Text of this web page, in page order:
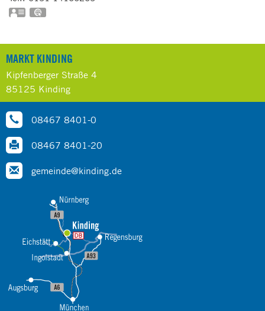
vCard
MARKT KINDING
Kipfenberger Straße 4
85125 Kinding
08467 8401-0
08467 8401-20
gemeinde@kinding.de